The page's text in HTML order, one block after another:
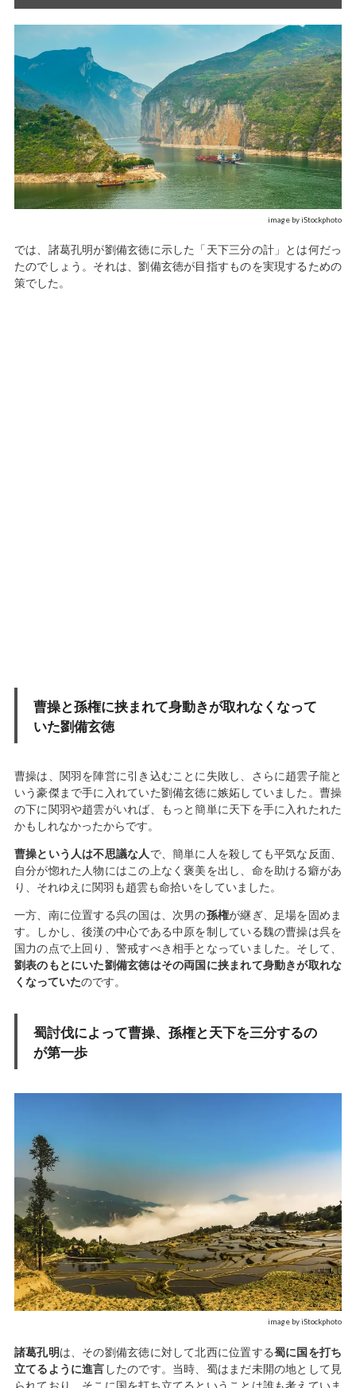
image by iStockphoto
では、諸葛孔明が劉備玄徳に示した「天下三分の計」とは何だっ
たのでしょう。それは、劉備玄徳が目指すものを実現するための
策でした。
曹操と孫権に挟まれて身動きが取れなくなって
いた劉備玄徳
曹操は、関羽を陣営に引き込むことに失敗し、さらに趙雲子龍と
いう豪傑まで手に入れていた劉備玄徳に嫉妬していました。曹操
の下に関羽や趙雲がいれば、もっと簡単に天下を手に入れたれた
かもしれなかったからです。
曹操という人は不思議な人 で、簡単に人を殺しても平気な反面、
自分が惚れた人物にはこの上なく褒美を出し、命を助ける癖があ
り、それゆえに関羽も趙雲も命拾いをしていました。
一方、南に位置する呉の国は、次男の孫権が継ぎ、足場を固めま
す。しかし、後漢の中心である中原を制している魏の曹操は呉を
国力の点で上回り、警戒すべき相手となっていました。そして、
劉表のもとにいた劉備玄徳はその両国に挟まれて身動きが取れな
くなっていたのです。
蜀討伐によって曹操、孫権と天下を三分するの
が第一歩
image by iStockphoto
諸葛孔明は、その劉備玄徳に対して北西に位置する蜀に国を打ち
立てるように進言 したのです。当時、蜀はまだ未開の地として見
られており、そこに国を打ち立てるということは誰も考えていま